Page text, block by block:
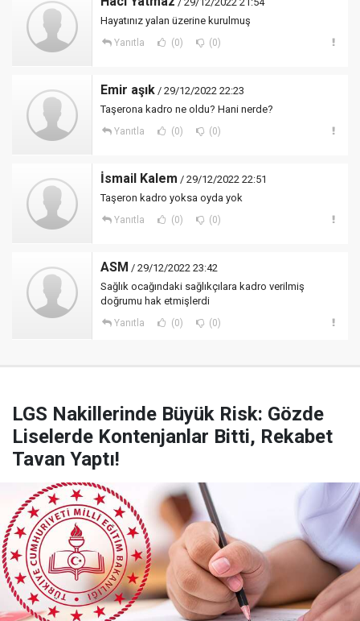
Hayatınız yalan üzerine kurulmuş
Yanıtla (0) (0)
Emir aşık / 29/12/2022 22:23
Taşerona kadro ne oldu? Hani nerde?
Yanıtla (0) (0)
İsmail Kalem / 29/12/2022 22:51
Taşeron kadro yoksa oyda yok
Yanıtla (0) (0)
ASM / 29/12/2022 23:42
Sağlık ocağındaki sağlıkçılara kadro verilmiş
doğrumu hak etmişlerdi
Yanıtla (0) (0)
LGS Nakillerinde Büyük Risk: Gözde
Liselerde Kontenjanlar Bitti, Rekabet
Tavan Yaptı!